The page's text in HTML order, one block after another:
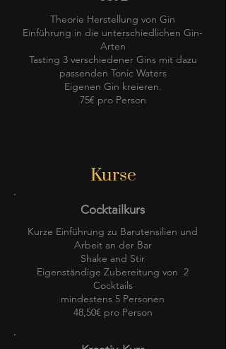
Theorie Herstellung von Gin
Einführung in die unterschiedlichen Gin-
Arten
Tasting 3 verschiedener Gins mit dazu
passenden Tonic Waters
Eigenen Gin kreieren.
75€ pro Person
Kurse
Cocktailkurs
Kurze Einführung zu Barutensilien und
Arbeit an der Bar
Shake and Stir
Eigenständige Zubereitung von 2
Cocktails
mindestens 5 Personen
48,50€ pro Person